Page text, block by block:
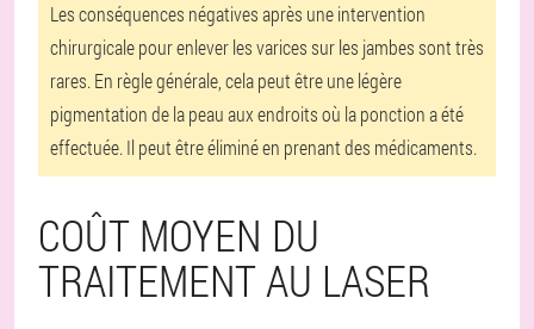
Les conséquences négatives après une intervention
chirurgicale pour enlever les varices sur les jambes sont très
rares. En règle générale, cela peut être une légère
pigmentation de la peau aux endroits où la ponction a été
effectuée. Il peut être éliminé en prenant des médicaments.
COÛT MOYEN DU
TRAITEMENT AU LASER